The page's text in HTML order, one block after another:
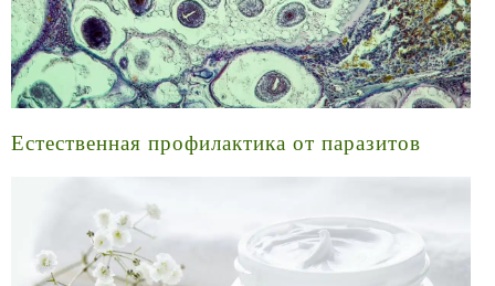
Естественная профилактика от паразитов